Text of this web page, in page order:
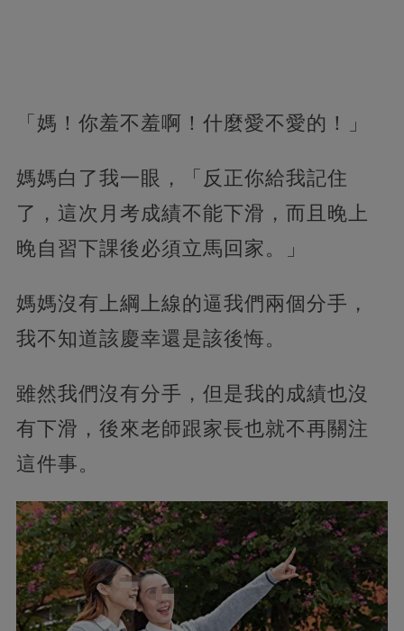
「媽！你羞不羞啊！什麼愛不愛的！」
媽媽白了我一眼，「反正你給我記住
了，這次月考成績不能下滑，而且晚上
晚自習下課後必須立馬回家。」
媽媽沒有上綱上線的逼我們兩個分手，
我不知道該慶幸還是該後悔。
雖然我們沒有分手，但是我的成績也沒
有下滑，後來老師跟家長也就不再關注
這件事。